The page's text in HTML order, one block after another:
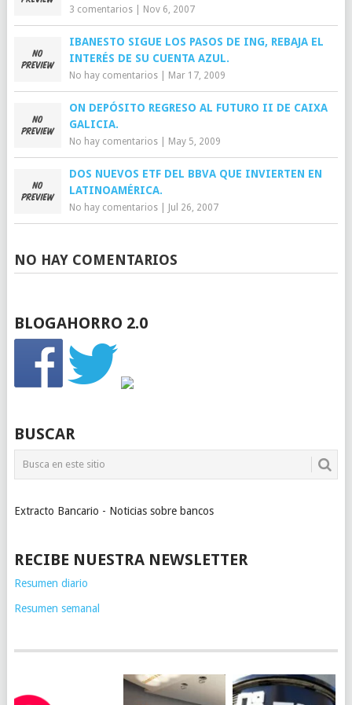
3 comentarios| Nov 6, 2007
IBANESTO SIGUE LOS PASOS DE ING, REBAJA EL
INTERÉS DE SU CUENTA AZUL.
No hay comentarios| Mar 17, 2009
ON DEPÓSITO REGRESO AL FUTURO II DE CAIXA
GALICIA.
No hay comentarios| May 5, 2009
DOS NUEVOS ETF DEL BBVA QUE INVIERTEN EN
LATINOAMÉRICA.
No hay comentarios| Jul 26, 2007
NO HAY COMENTARIOS
BLOGAHORRO 2.0
BUSCAR
Extracto Bancario - Noticias sobre bancos
RECIBE NUESTRA NEWSLETTER
Resumen diario
Resumen semanal